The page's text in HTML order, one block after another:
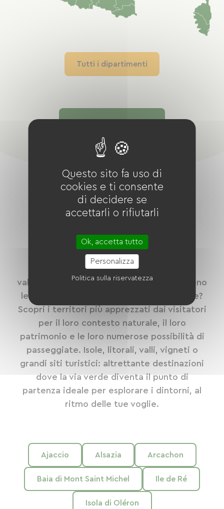
Tutti i dipartimenti
momento
Cerchi una destinazione dove posare le
valigie per qualche giorno e goderti appieno
le vie verdi circostanti durante le vacanze?
Scopri i territori più apprezzati dai visitatori
per il loro contesto naturale, il loro
patrimonio e le loro numerose possibilità di
passeggiate. Isole, litorali, valli, vigneti o
grandi siti turistici: altrettante destinazioni
dove la via verde diventa il punto di
partenza ideale per esplorare i dintorni, al
ritmo delle tue voglie.
Ajaccio Alsazia Arcachon
Baia di Mont Saint Michel Ile de Ré
Isola di Oléron
Questo sito fa uso di
cookies e ti consente
di decidere se
accettarli o rifiutarli
Ok, accetta tutto
Personalizza
Politica sulla riservatezza